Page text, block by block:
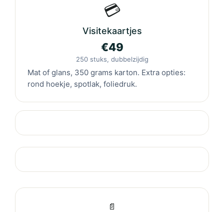
💳
Visitekaartjes
€49
250 stuks, dubbelzijdig
Mat of glans, 350 grams karton. Extra opties:
rond hoekje, spotlak, foliedruk.
📄